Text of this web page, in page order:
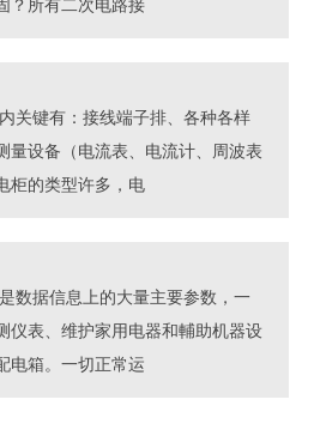
？所有二次电路接
关键有：接线端子排、各种各样
量设备（电流表、电流计、周波表
柜的类型许多，电
数据信息上的大量主要参数，一
仪表、维护家用电器和輔助机器设
电箱。一切正常运